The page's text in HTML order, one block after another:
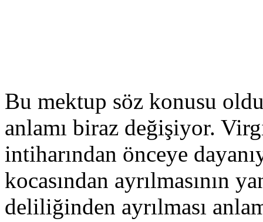
Bu mektup söz konusu
anlamı biraz değişiyor.
intiharından önceye
kocasından ayrılmasının
deliliğinden ayrılması